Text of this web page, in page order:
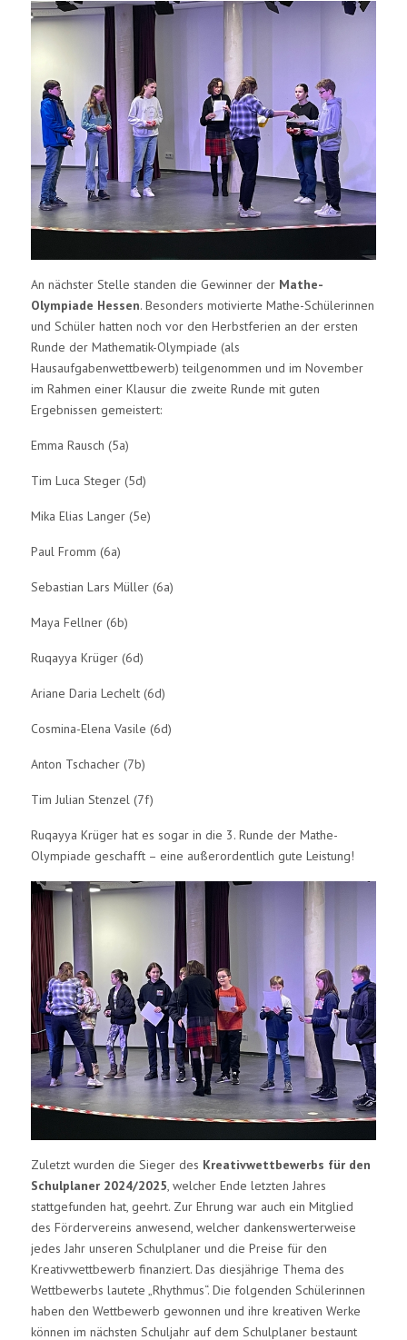
An nächster Stelle standen die Gewinner der Mathe-
Olympiade Hessen. Besonders motivierte Mathe-Schülerinnen
und Schüler hatten noch vor den Herbstferien an der ersten
Runde der Mathematik-Olympiade (als
Hausaufgabenwettbewerb) teilgenommen und im November
im Rahmen einer Klausur die zweite Runde mit guten
Ergebnissen gemeistert:
Emma Rausch (5a)
Tim Luca Steger (5d)
Mika Elias Langer (5e)
Paul Fromm (6a)
Sebastian Lars Müller (6a)
Maya Fellner (6b)
Ruqayya Krüger (6d)
Ariane Daria Lechelt (6d)
Cosmina-Elena Vasile (6d)
Anton Tschacher (7b)
Tim Julian Stenzel (7f)
Ruqayya Krüger hat es sogar in die 3. Runde der Mathe-
Olympiade geschafft – eine außerordentlich gute Leistung!
Zuletzt wurden die Sieger des Kreativwettbewerbs für den
Schulplaner 2024/2025 , welcher Ende letzten Jahres
stattgefunden hat, geehrt. Zur Ehrung war auch ein Mitglied
des Fördervereins anwesend, welcher dankenswerterweise
jedes Jahr unseren Schulplaner und die Preise für den
Kreativwettbewerb finanziert. Das diesjährige Thema des
Wettbewerbs lautete „Rhythmus“. Die folgenden Schülerinnen
haben den Wettbewerb gewonnen und ihre kreativen Werke
können im nächsten Schuljahr auf dem Schulplaner bestaunt